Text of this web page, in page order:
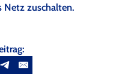
Netz zuschalten.